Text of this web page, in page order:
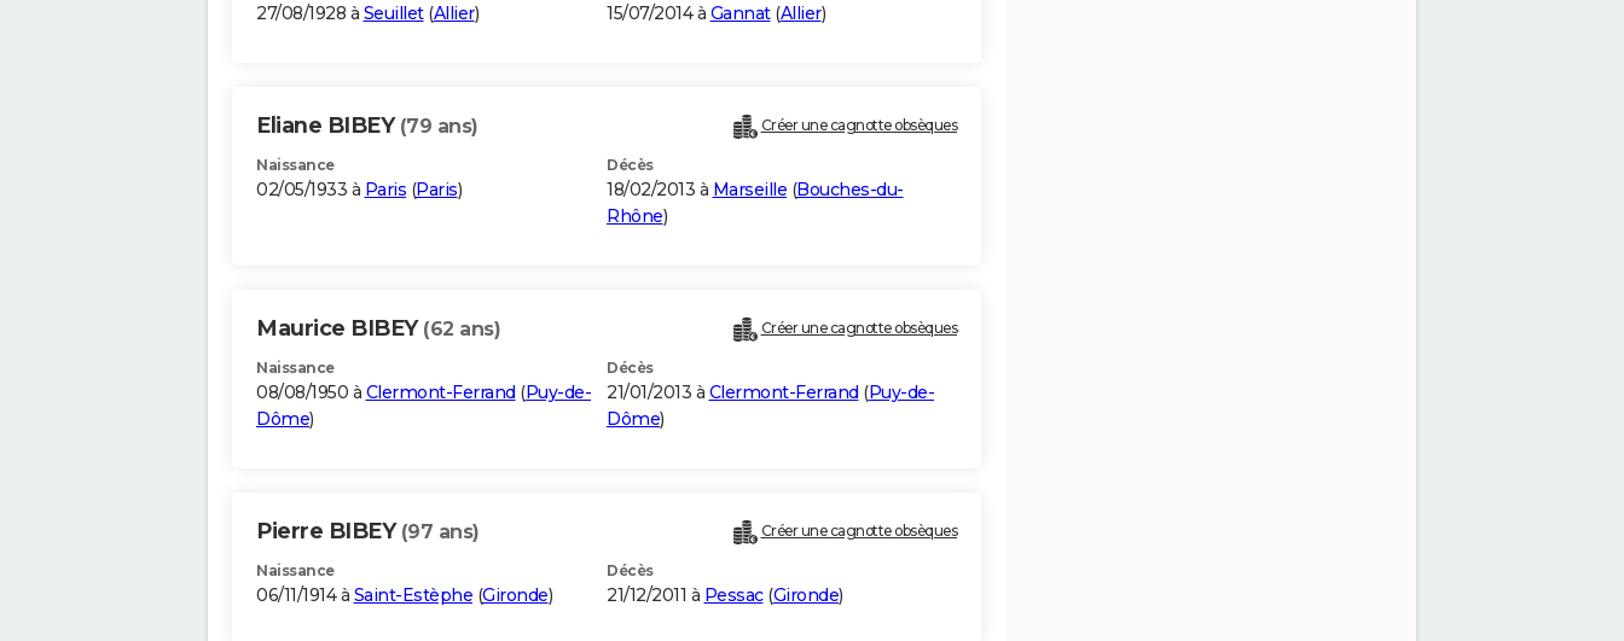
27/08/1928 à Seuillet(Allier) 15/07/2014 à Gannat(Allier)
Eliane BIBEY (79 ans) Créer une cagnotte obsèques
Naissance
02/05/1933 à Paris (Paris)
Décès
18/02/2013 à Marseille (Bouches-du-
Rhône)
Maurice BIBEY (62 ans) Créer une cagnotte obsèques
Naissance
08/08/1950 à Clermont-Ferrand (Puy-de-
Dôme)
Décès
21/01/2013 à Clermont-Ferrand (Puy-de-
Dôme)
Pierre BIBEY (97 ans) Créer une cagnotte obsèques
Naissance
06/11/1914 à Saint-Estèphe (Gironde)
Décès
21/12/2011 à Pessac(Gironde)